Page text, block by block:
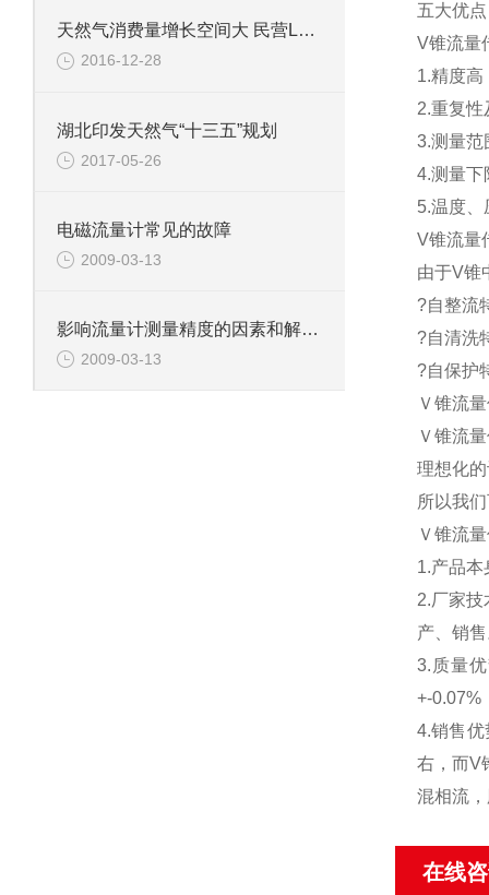
天然气消费量增长空间大 民营LNG接收站一期封顶
2016-12-28
湖北印发天然气“十三五”规划
2017-05-26
电磁流量计常见的故障
2009-03-13
影响流量计测量精度的因素和解决方法1
2009-03-13
五大优
V锥流量
1.精度高
2.重复性
3.测量范
4.测量下
5.温度
V锥流量
由于V锥
?自整流
?自清洗
?自保护
Ｖ锥流
Ｖ锥流
理想化
所以我
Ｖ锥流
1.产品
2.厂家
产、销
3.质量
+-0.07%
4.销售
右，而V
混相流
在线